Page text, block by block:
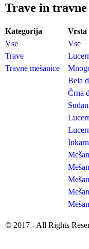
Trave in travne
Kategorija
Vse
Trave
Travne mešanice
Vrsta
Vse
Bela
Črna
© 2017 - All Rights